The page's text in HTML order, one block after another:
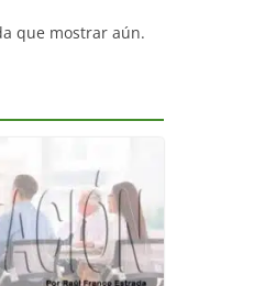
que mostrar aún.